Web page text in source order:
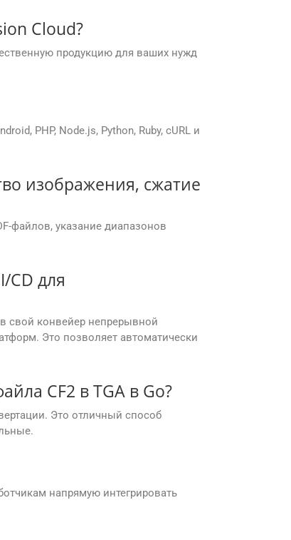
Cloud?
продукцию для ваших нужд
PHP, Node.js, Python, Ruby, cURL и
изображения, сжатие
файлов, указание диапазонов
CD для
свой конвейер непрерывной
Это позволяет автоматически
CF2 в TGA в Go?
Это отличный способ
напрямую интегрировать